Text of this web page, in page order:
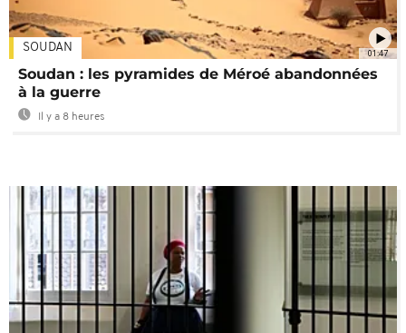
01:47
SOUDAN
Soudan : les pyramides de Méroé abandonnées
à la guerre
Il y a 8 heures